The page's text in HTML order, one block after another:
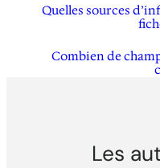
Quelles sources
Combien de
Les